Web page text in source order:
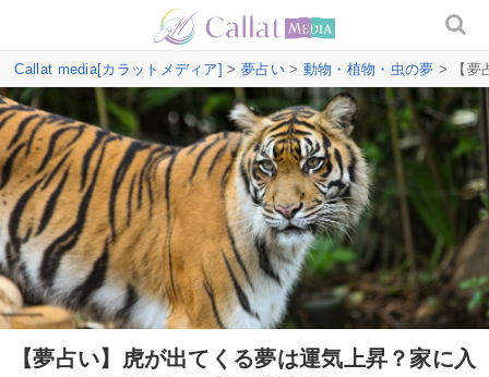
Callat media[カラットメディア] > 夢占い> 動物・植物・虫の夢 > 【夢
【夢占い】虎が出てくる夢は運気上昇？家に入